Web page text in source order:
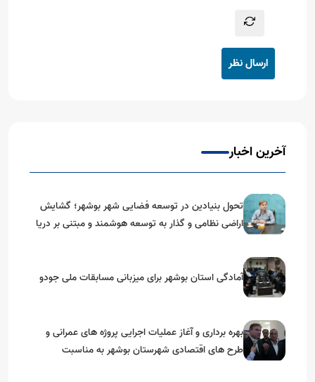
ارسال نظر
آخرین اخبار
تحول بنیادین در توسعه فضایی شهر بوشهر؛ گشایش
اراضی نظامی و گذار به توسعه هوشمند و مبتنی بر دریا
آمادگی استان بوشهر برای میزبانی مسابقات ملی جودو
بهره برداری و آغاز عملیات اجرایی پروژه های عمرانی و
طرح های اقتصادی شهرستان بوشهر به مناسبت